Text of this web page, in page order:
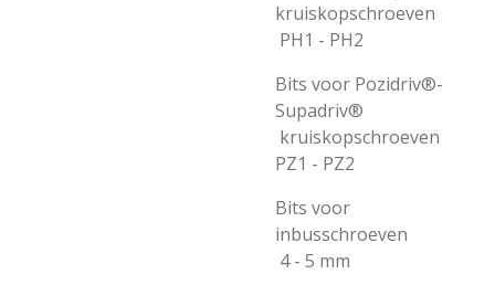
kruiskopschroeven
PH1 - PH2
Bits voor Pozidriv®-
Supadriv®
kruiskopschroeven
PZ1 - PZ2
Bits voor
inbusschroeven
4 - 5 mm